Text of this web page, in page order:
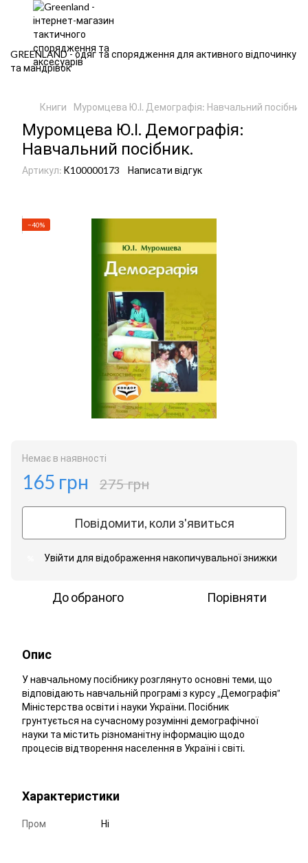
GREENLAND - одяг та спорядження для активного відпочинку
та мандрівок
Книги Муромцева Ю.І. Демографія: Навчальний посібник.
Муромцева Ю.І. Демографія:
Навчальний посібник.
Артикул: К100000173 Написати відгук
−40%
Немає в наявності
165 грн 275 грн
Повідомити, коли з'явиться
Увійти для відображення накопичувальної знижки
До обраного Порівняти
Опис
У навчальному посібнику розглянуто основні теми, що
відповідають навчальній програмі з курсу „Демографія”
Міністерства освіти і науки України. Посібник
грунтується на сучасному розумінні демографічної
науки та містить різноманітну інформацію щодо
процесів відтворення населення в Україні і світі.
Характеристики
Пром Ні